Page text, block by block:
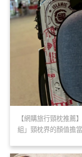
【網購旅行頸枕推薦
組」頸枕界的顏值擔